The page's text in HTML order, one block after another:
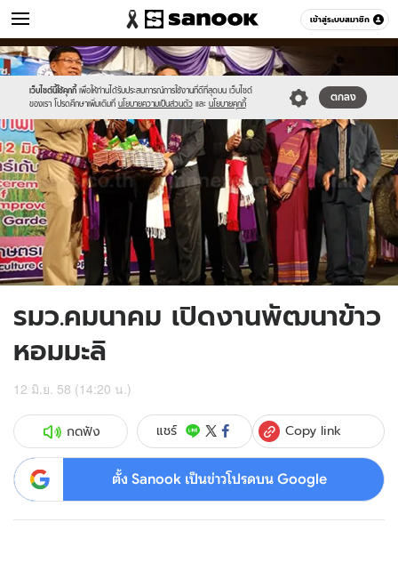
เข้าสู่ระบบสมาชิก
ข่าว หมวดอื่นๆ
เว็บไซต์นี้ใช้คุกกี้ เพื่อให้ท่านได้รับประสบการณ์การใช้งานที่ดีที่สุดบน เว็บไซต์
ของเรา โปรดศึกษาเพิ่มเติมที่ นโยบายความเป็นส่วนตัว และ นโยบายคุกกี้
ตกลง
Sanook
//s.isanook.com/sr/0/images/logo-
new-
sanook.png
600
60
//s.isanook.com/ns/0/ud/362/1811314/624484-
01.jpg
รมว.คมนาคม เปิดงานพัฒนาข้าว
หอมมะลิ
12 มิ.ย. 58 (14:20 น.)
กดฟัง แชร์ Copy link
ตั้ง Sanook เป็นข่าวโปรดบน Google